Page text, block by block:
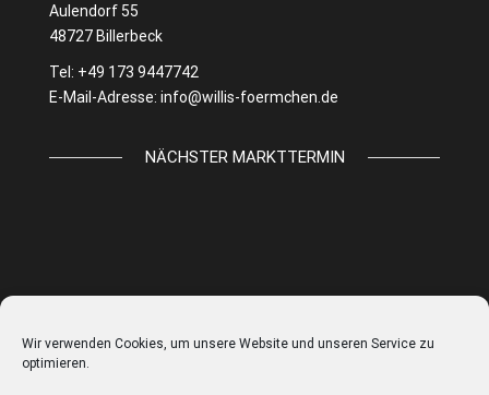
Wir verwenden Cookies, um unsere Website und unseren Service zu
optimieren.
Aulendorf 55
48727 Billerbeck
Tel: +49 173 9447742
E-Mail-Adresse: info@willis-foermchen.de
NÄCHSTER MARKTTERMIN